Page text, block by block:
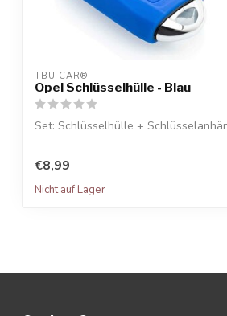
TBU CAR®
Opel Schlüsselhülle - Blau
Set: Schlüsselhülle +
€8,99
Nicht auf Lager